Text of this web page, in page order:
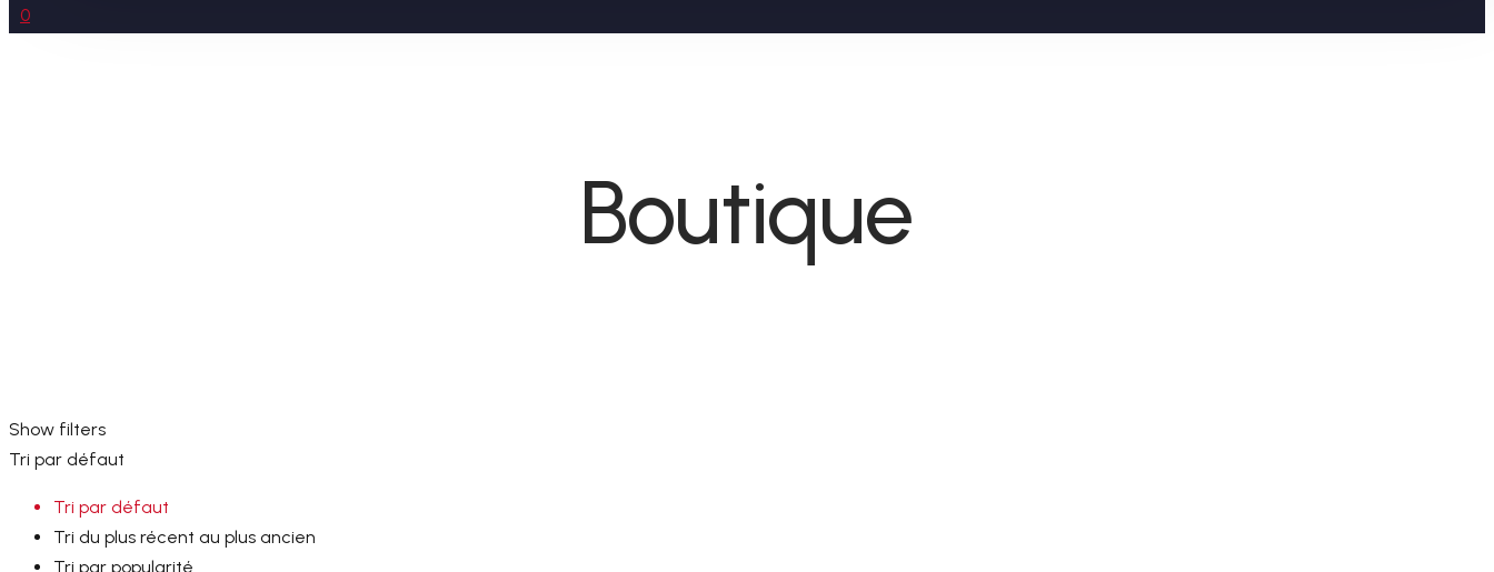
0
Boutique
Show filters
Tri par défaut
Tri par défaut
Tri du plus récent au plus ancien
Tri par popularité